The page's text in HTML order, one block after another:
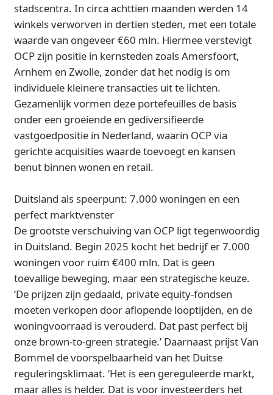
stadscentra. In circa achttien maanden werden 14
winkels verworven in dertien steden, met een totale
waarde van ongeveer €60 mln. Hiermee verstevigt
OCP zijn positie in kernsteden zoals Amersfoort,
Arnhem en Zwolle, zonder dat het nodig is om
individuele kleinere transacties uit te lichten.
Gezamenlijk vormen deze portefeuilles de basis
onder een groeiende en gediversifieerde
vastgoedpositie in Nederland, waarin OCP via
gerichte acquisities waarde toevoegt en kansen
benut binnen wonen en retail.
Duitsland als speerpunt: 7.000 woningen en een
perfect marktvenster
De grootste verschuiving van OCP ligt tegenwoordig
in Duitsland. Begin 2025 kocht het bedrijf er 7.000
woningen voor ruim €400 mln. Dat is geen
toevallige beweging, maar een strategische keuze.
‘De prijzen zijn gedaald, private equity-fondsen
moeten verkopen door aflopende looptijden, en de
woningvoorraad is verouderd. Dat past perfect bij
onze brown-to-green strategie.’ Daarnaast prijst Van
Bommel de voorspelbaarheid van het Duitse
reguleringsklimaat. ‘Het is een gereguleerde markt,
maar alles is helder. Dat is voor investeerders het